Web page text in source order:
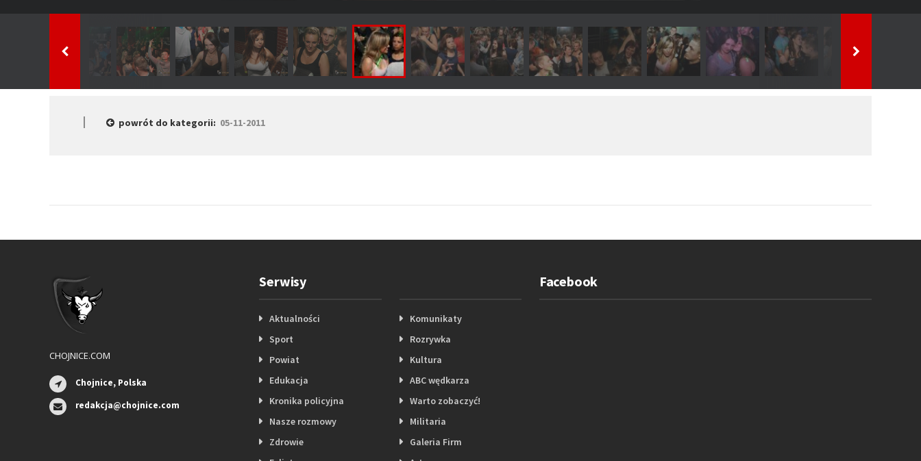
powrót do kategorii: 05-11-2011
CHOJNICE.COM
Chojnice, Polska
redakcja@chojnice.com
Serwisy
Aktualności
Sport
Powiat
Edukacja
Kronika policyjna
Nasze rozmowy
Zdrowie
Komunikaty
Rozrywka
Kultura
ABC wędkarza
Warto zobaczyć!
Militaria
Galeria Firm
Facebook